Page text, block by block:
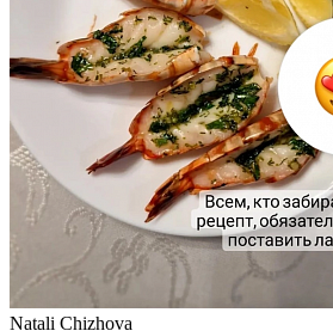
Natali Chizhova